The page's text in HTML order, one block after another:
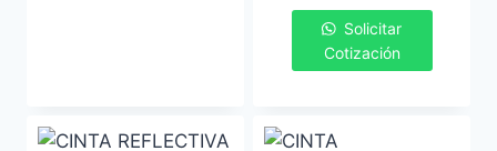
Solicitar
Cotización